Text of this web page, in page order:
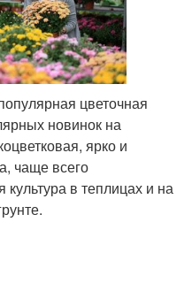
цветочная
новинок на
ярко и
чаще всего
в теплицах и на